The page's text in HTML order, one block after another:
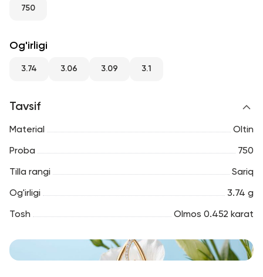
RU
750
Og'irligi
3.74 3.06 3.09 3.1
Tavsif
Material Oltin
Proba 750
Tilla rangi Sariq
Og'irligi 3.74 g
Tosh Olmos 0.452 karat